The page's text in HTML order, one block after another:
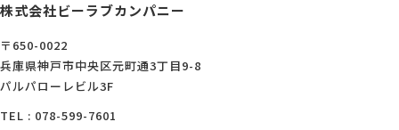
株式会社ビーラブカンパニー
〒650-0022
兵庫県神戸市中央区元町通3丁目9-8
パルパローレビル3F
TEL : 078-599-7601